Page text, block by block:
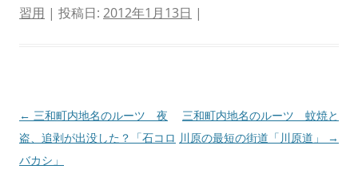
習用 | 投稿日: 2012年1月13日 |
投
稿
ナ
← 三和町内地名のルーツ 夜
盗、追剥が出没した？「石コロ
バカシ」
三和町内地名のルーツ 蚊焼と
川原の最短の街道「川原道」
→